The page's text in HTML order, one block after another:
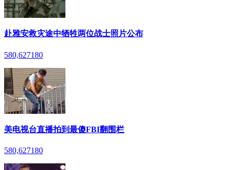
赴雅安救灾途中牺牲两位战士照片公布
580,627180
美电视台直播拍到最傻FBI翻围栏
580,627180